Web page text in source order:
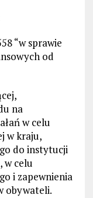
“w sprawie
od
na
w celu
w kraju,
do instytucji
w celu
i zapewnienia
obywateli.